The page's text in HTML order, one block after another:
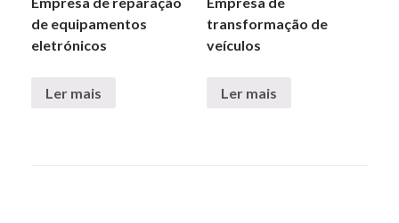
de equipamentos
eletrónicos
Ler mais
transformação de
veículos
Ler mais